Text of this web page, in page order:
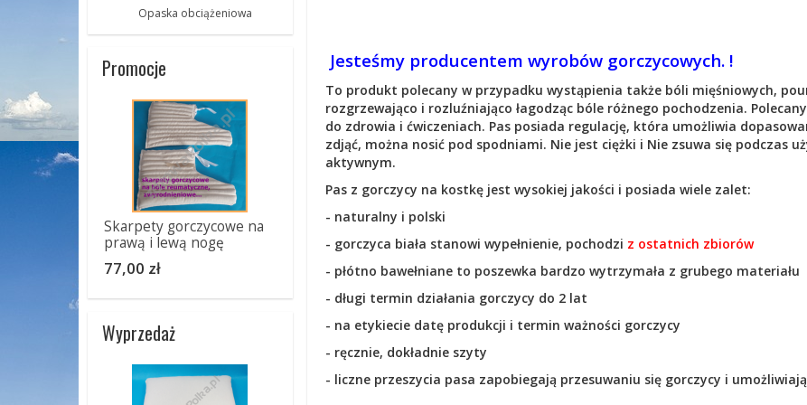
Jesteśmy producentem wyrobów gorczycowych. !
To produkt polecany w przypadku wystąpienia także bóli mięśniowych,
rozgrzewająco i rozluźniająco łagodząc bóle różnego pochodzenia.
do zdrowia i ćwiczeniach. Pas posiada regulację, która umożliwia
zdjąć, można nosić pod spodniami. Nie jest ciężki i Nie zsuwa się podczas
aktywnym.
Pas z gorczycy na kostkę jest wysokiej jakości i posiada wiele zalet:
- naturalny i polski
- gorczyca biała stanowi wypełnienie, pochodzi z ostatnich zbiorów
- płótno bawełniane to poszewka bardzo wytrzymała z grubego materiału
- długi termin działania gorczycy do 2 lat
- na etykiecie datę produkcji i termin ważności gorczycy
- ręcznie, dokładnie szyty
- liczne przeszycia pasa zapobiegają przesuwaniu się gorczycy i
Opaska obciążeniowa
Promocje
Skarpety gorczycowe na
prawą i lewą nogę
77,00 zł
Wyprzedaż